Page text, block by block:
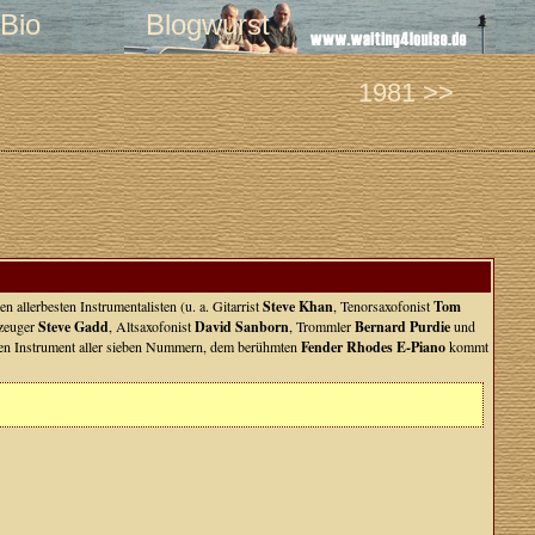
Bio Blogwurst
1981 >>
allerbesten Instrumentalisten (u. a. GitarristSteve Khan, TenorsaxofonistTom
Steve Gadd, AltsaxofonistDavid Sanborn, TrommlerBernard Purdieund
Instrument aller sieben Nummern, dem berühmten Fender Rhodes E-Pianokommt